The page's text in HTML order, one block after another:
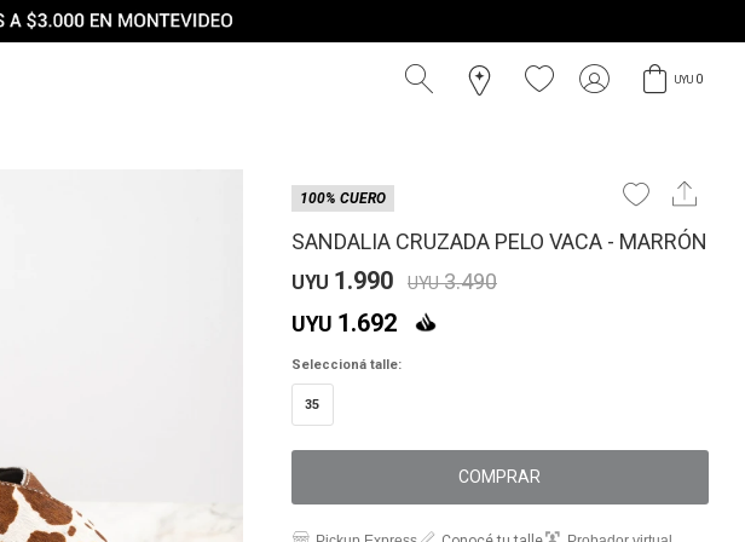
UYU 0
100% CUERO
SANDALIA CRUZADA PELO VACA - MARRÓN
UYU 1.990 UYU 3.490
UYU 1.692
Seleccioná talle:
35
COMPRAR